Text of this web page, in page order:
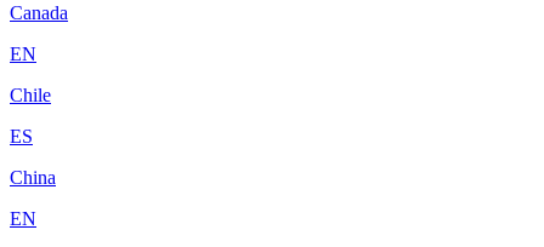
Canada
EN
Chile
ES
China
EN